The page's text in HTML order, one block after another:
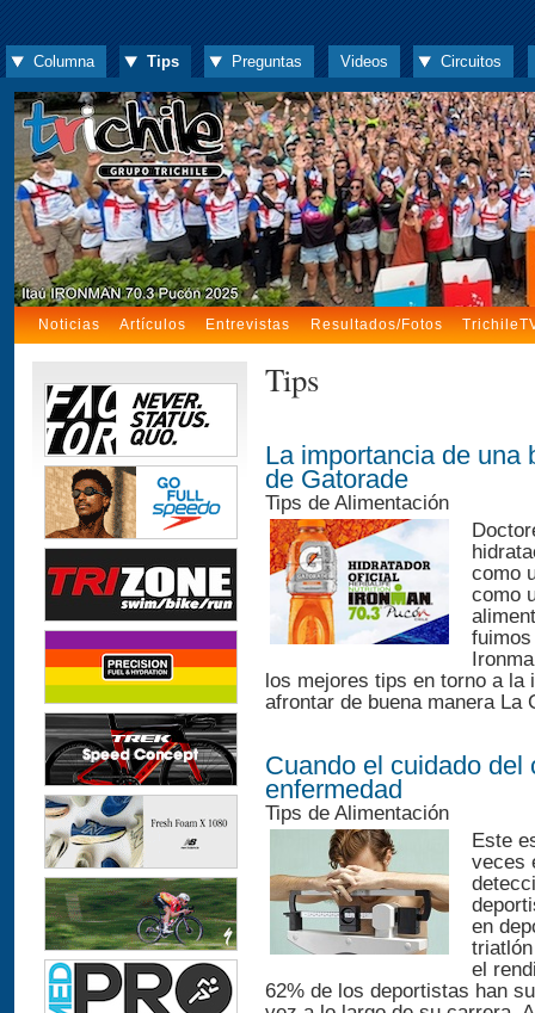
Columna Tips Preguntas Videos Circuitos
Noticias Artículos Entrevistas Resultados/Fotos
Tips
La importancia de una
de Gatorade
Tips de Alimentación
como
como
los mejores tips en torno a la
afrontar de buena manera La
Cuando el cuidado del
enfermedad
Tips de Alimentación
Este
veces
en
el
62% de los deportistas han